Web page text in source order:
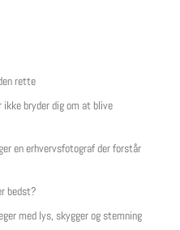
rette
bryder dig om at blive
en erhvervsfotograf der forstår
bedst?
med lys, skygger og stemning